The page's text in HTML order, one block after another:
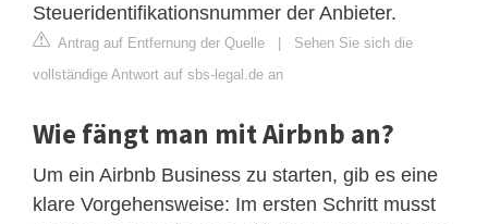
Steueridentifikationsnummer der Anbieter.
Antrag auf Entfernung der Quelle | Sehen Sie sich die
vollständige Antwort auf sbs-legal.de an
Wie fängt man mit Airbnb an?
Um ein Airbnb Business zu starten, gib es eine
klare Vorgehensweise: Im ersten Schritt musst